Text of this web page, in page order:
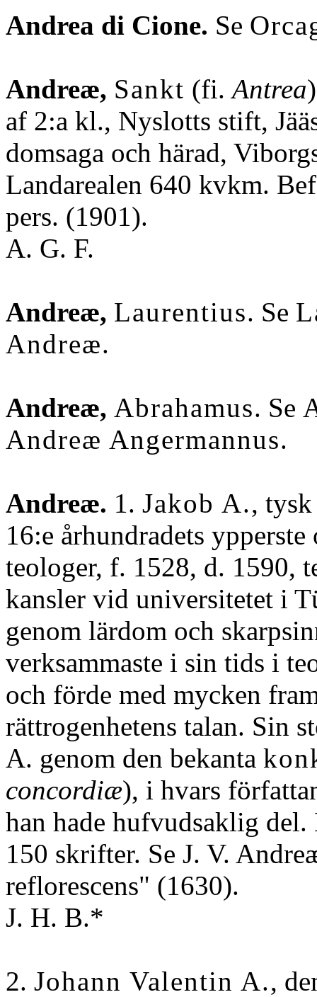
Andrea di Cione. Se
Andreæ, Sankt (fi.Antrea
af 2:a kl., Nyslotts stift,
domsaga och härad,
Landarealen 640 kvkm.
pers. (1901).
A. G. F.
Andreæ, Laurentius. Se
Andreæ.
Andreæ, Abrahamus. Se
Andreæ Angermannus.
Andreæ. 1. Jakob A.,
16:e århundradets
teologer, f. 1528, d. 1590,
kansler vid universitetet i
genom lärdom och
verksammaste i sin tids i
och förde med mycken
rättrogenhetens talan. Sin
A. genom den bekanta
concordiæ), i hvars
han hade hufvudsaklig
150 skrifter. Se J. V.
reflorescens" (1630).
J. H. B.*
2. Johann Valentin A.,